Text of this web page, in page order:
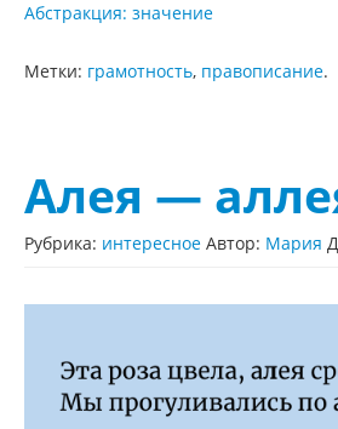
Абстракция: значение
Метки: грамотность, правописание.
Алея —
Рубрика: интересное Автор: Мария